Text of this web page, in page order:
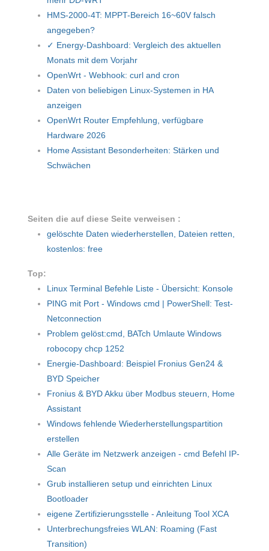
HMS-2000-4T: MPPT-Bereich 16~60V falsch
angegeben?
✓ Energy-Dashboard: Vergleich des aktuellen
Monats mit dem Vorjahr
OpenWrt - Webhook: curl and cron
Daten von beliebigen Linux-Systemen in HA
anzeigen
OpenWrt Router Empfehlung, verfügbare
Hardware 2026
Home Assistant Besonderheiten: Stärken und
Schwächen
Seiten die auf diese Seite verweisen :
gelöschte Daten wiederherstellen, Dateien retten,
kostenlos: free
Top:
Linux Terminal Befehle Liste - Übersicht: Konsole
PING mit Port - Windows cmd | PowerShell: Test-
Netconnection
Problem gelöst:cmd, BATch Umlaute Windows
robocopy chcp 1252
Energie-Dashboard: Beispiel Fronius Gen24 &
BYD Speicher
Fronius & BYD Akku über Modbus steuern, Home
Assistant
Windows fehlende Wiederherstellungspartition
erstellen
Alle Geräte im Netzwerk anzeigen - cmd Befehl IP-
Scan
Grub installieren setup und einrichten Linux
Bootloader
eigene Zertifizierungsstelle - Anleitung Tool XCA
Unterbrechungsfreies WLAN: Roaming (Fast
Transition)